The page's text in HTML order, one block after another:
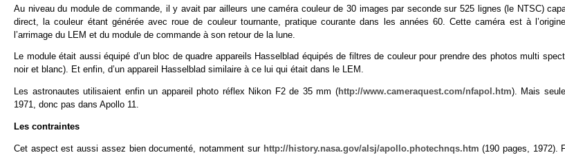
Au niveau du module de commande, il y avait par ailleurs une caméra couleur de 30 images par seconde sur 525 lignes (le NTSC)
direct, la couleur étant générée avec roue de couleur tournante, pratique courante dans les années 60. Cette caméra est à
l’arrimage du LEM et du module de commande à son retour de la lune.
Le module était aussi équipé d’un bloc de quadre appareils Hasselblad équipés de filtres de couleur pour prendre des photos multi
noir et blanc). Et enfin, d’un appareil Hasselblad similaire à ce lui qui était dans le LEM.
Les astronautes utilisaient enfin un appareil photo réflex Nikon F2 de 35 mm (http://www.cameraquest.com/nfapol.htm). Mais
1971, donc pas dans Apollo 11.
Les contraintes
Cet aspect est aussi assez bien documenté, notamment sur http://history.nasa.gov/alsj/apollo.photechnqs.htm (190 pages, 1972).